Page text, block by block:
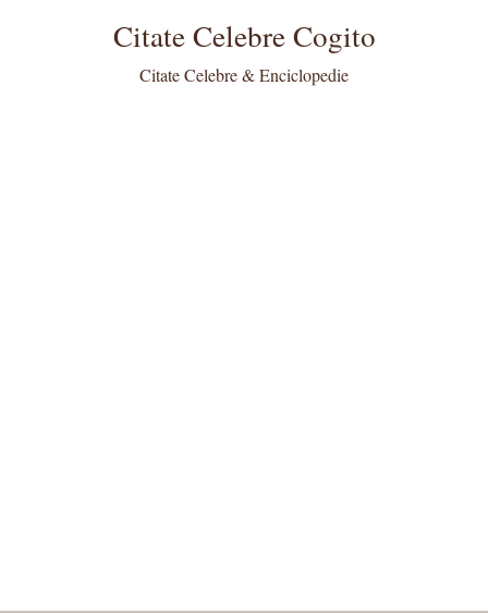
Citate Celebre Cogito
Citate Celebre & Enciclopedie